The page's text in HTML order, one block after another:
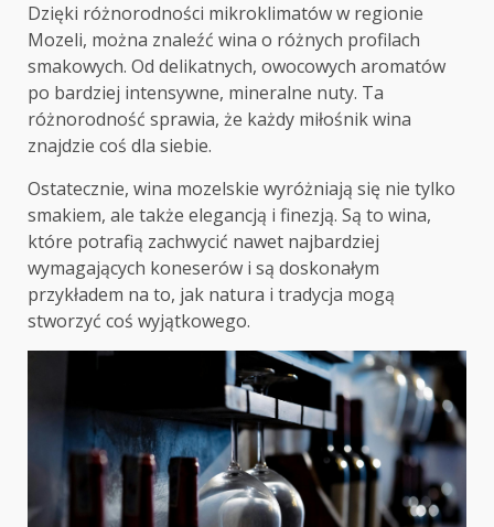
Dzięki różnorodności mikroklimatów w regionie
Mozeli, można znaleźć wina o różnych profilach
smakowych. Od delikatnych, owocowych aromatów
po bardziej intensywne, mineralne nuty. Ta
różnorodność sprawia, że każdy miłośnik wina
znajdzie coś dla siebie.
Ostatecznie, wina mozelskie wyróżniają się nie tylko
smakiem, ale także elegancją i finezją. Są to wina,
które potrafią zachwycić nawet najbardziej
wymagających koneserów i są doskonałym
przykładem na to, jak natura i tradycja mogą
stworzyć coś wyjątkowego.